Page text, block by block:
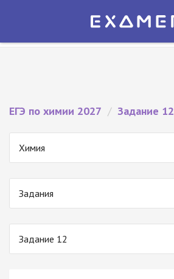
Экзамер — ЕГЭ 2027
ЕГЭ по химии 2027 / Задание 12
Химия
Задания
Задание 12